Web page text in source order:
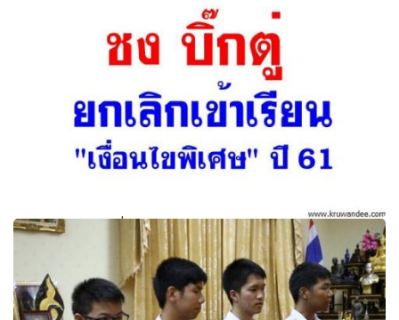
สพฐ.เผย 787 หลักสูตรพัฒนาครูปี 61 เตรียมเปิดแม่พิมพ์ช้อป
ยกเลิกเข้าเรียน "เงื่อนไขพิเศษ" ปี 61 ผู้ปกครองยอมจ่ายเงิน
แลกที่เรียน หรือ"แป๊ะเจีียะ"